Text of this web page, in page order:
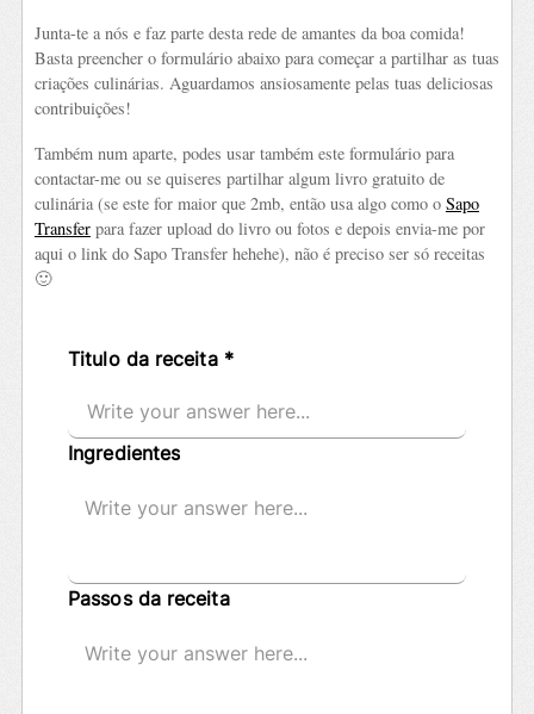
Junta-te a nós e faz parte desta rede de amantes da boa comida!
Basta preencher o formulário abaixo para começar a partilhar as tuas
criações culinárias. Aguardamos ansiosamente pelas tuas deliciosas
contribuições!
Também num aparte, podes usar também este formulário para
contactar-me ou se quiseres partilhar algum livro gratuito de
culinária (se este for maior que 2mb, então usa algo como o Sapo
Transferpara fazer upload do livro ou fotos e depois envia-me por
aqui o link do Sapo Transfer hehehe), não é preciso ser só receitas
🙂